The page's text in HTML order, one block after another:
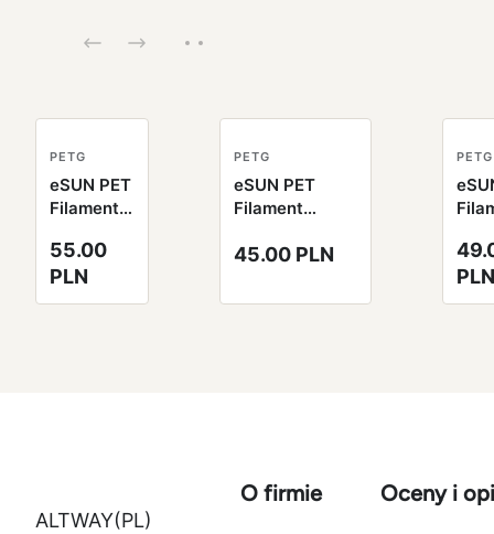
PETG
eSUN PET
Filament
1.75mm
1000g
papierowa
55.00
PLN
PETG
eSUN PET
Filament
pomarańczowy
papierowa
45.00 PLN
PETG
PLN
ALTWAY(PL)
O firmie Oceny i